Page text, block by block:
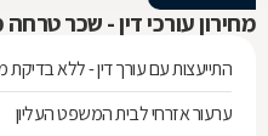
מחירון עורכי דין - שכר
התייעצות עם עורך דין - ללא
ערעור אזרחי לבית המשפט העליון